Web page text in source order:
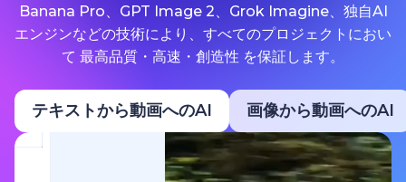
Banana Pro、GPT Image 2、Grok Imagine、独自AI
エンジンなどの技術により、すべてのプロジェクトにおい
て 最高品質・高速・創造性 を保証します。
テキストから動画へのAI 画像から動画へのAI